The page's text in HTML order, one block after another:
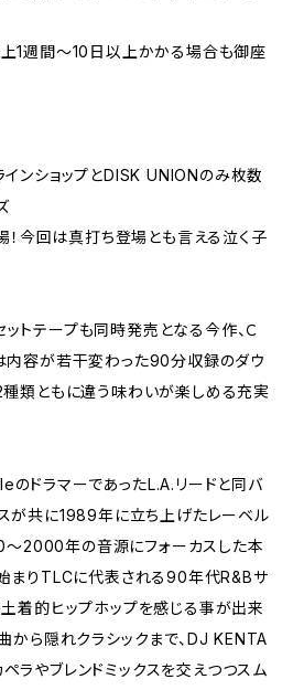
1週間～10日以上かかる場合も御座
ンショップとDISK UNIONのみ枚数
今回は真打ち登場とも言える泣く子
トテープも同時発売となる今作、Ｃ
内容が若干変わった90分収録のダウ
種類ともに違う味わいが楽しめる充実
のドラマーであったL.A.リードと同バ
が共に1989年に立ち上げたレーベル
2000年の音源にフォーカスした本
りTLCに代表される90年代R&Bサ
土着的ヒップホップを感じる事が出来
ら隠れクラシックまで、DJ KENTA
ラやブレンドミックスを交えつつスム